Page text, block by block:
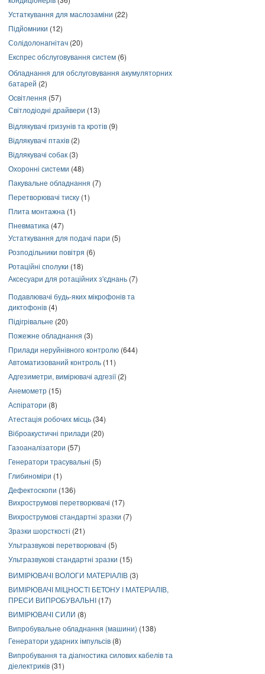
Устаткування для маслозаміни (22)
Підйомники (12)
Солідолонагнітач (20)
Експрес обслуговування систем (6)
Обладнання для обслуговування акумуляторних
батарей (2)
Освітлення (57)
Світлодіодні драйвери (13)
Відлякувачі гризунів та кротів (9)
Відлякувачі птахів (2)
Відлякувачі собак (3)
Охоронні системи (48)
Пакувальне обладнання (7)
Перетворювачі тиску (1)
Плита монтажна (1)
Пневматика (47)
Устаткування для подачі пари (5)
Розподільники повітря (6)
Ротаційні сполуки (18)
Аксесуари для ротаційних з'єднань (7)
Подавлювачі будь-яких мікрофонів та
диктофонів (4)
Підігрівальне (20)
Пожежне обладнання (3)
Прилади неруйнівного контролю (644)
Автоматизований контроль (11)
Адгезиметри, вимірювачі адгезії(2)
Анемометр (15)
Аспіратори (8)
Атестація робочих місць (34)
Віброакустичні прилади (20)
Газоаналізатори (57)
Генератори трасувальні (5)
Глибиноміри (1)
Дефектоскопи (136)
Вихрострумові перетворювачі (17)
Вихрострумові стандартні зразки (7)
Зразки шорсткості (21)
Ультразвукові перетворювачі (5)
Ультразвукові стандартні зразки (15)
ВИМІРЮВАЧІ ВОЛОГИ МАТЕРІАЛІВ (3)
ВИМІРЮВАЧІ МІЦНОСТІ БЕТОНУ І МАТЕРІАЛІВ,
ПРЕСИ ВИПРОБУВАЛЬНІ (17)
ВИМІРЮВАЧІ СИЛИ (8)
Випробувальне обладнання (машини) (138)
Генератори ударних імпульсів (8)
Випробування та діагностика силових кабелів та
діелектриків (31)